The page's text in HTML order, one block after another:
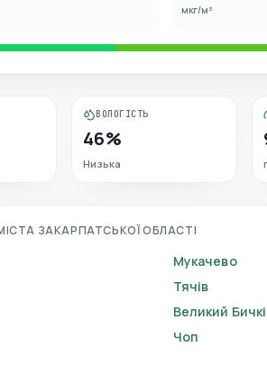
мкг/м³
ВОЛОГІСТЬ
46%
Низька
ЗАКАРПАТСЬКОЇ ОБЛАСТІ
Мукачево
Тячів
Великий
Чоп